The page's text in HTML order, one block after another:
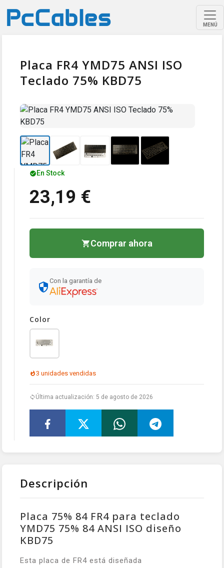
MENÚ
Placa FR4 YMD75 ANSI ISO
Teclado 75% KBD75
En Stock
23,19 €
Comprar ahora
Con la garantía de
Color
3 unidades vendidas
Última actualización: 5 de agosto de 2026
Descripción
Placa 75% 84 FR4 para teclado
YMD75 75% 84 ANSI ISO diseño
KBD75
Esta placa de FR4 está diseñada